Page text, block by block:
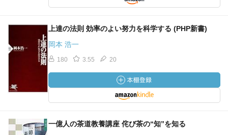
上達の法則 効率のよい努力を科学する (PHP新書)
岡本 浩一
180 3.55 20
一億人の茶道教養講座 侘び茶の“知”を知る